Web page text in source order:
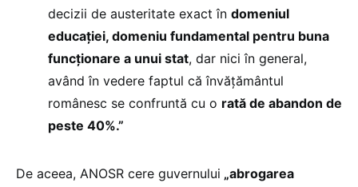
decizii de austeritate exact în domeniul
educației, domeniu fundamental pentru buna
funcționare a unui stat, dar nici în general,
având în vedere faptul că învățământul
românesc se confruntă cu o rată de abandon de
peste 40%.”
De aceea, ANOSR cere guvernului „abrogarea